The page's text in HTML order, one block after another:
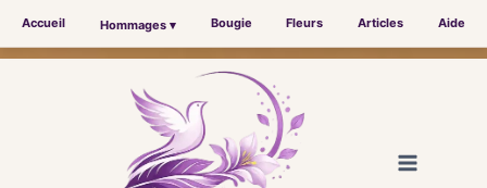
Accueil Hommages ▾ Bougie Fleurs Articles Aide